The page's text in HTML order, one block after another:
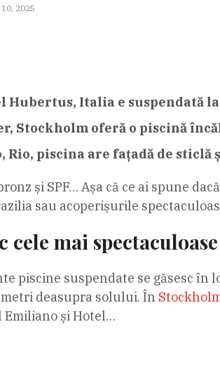
2025
Hubertus, Italia e suspendată
Stockholm oferă o piscină
Rio, piscina are fațadă de sticlă
și SPF… Așa că ce ai spune
sau acoperișurile
cele mai
piscine suspendate se găsesc
deasupra solului. În
Emiliano și Hotel…